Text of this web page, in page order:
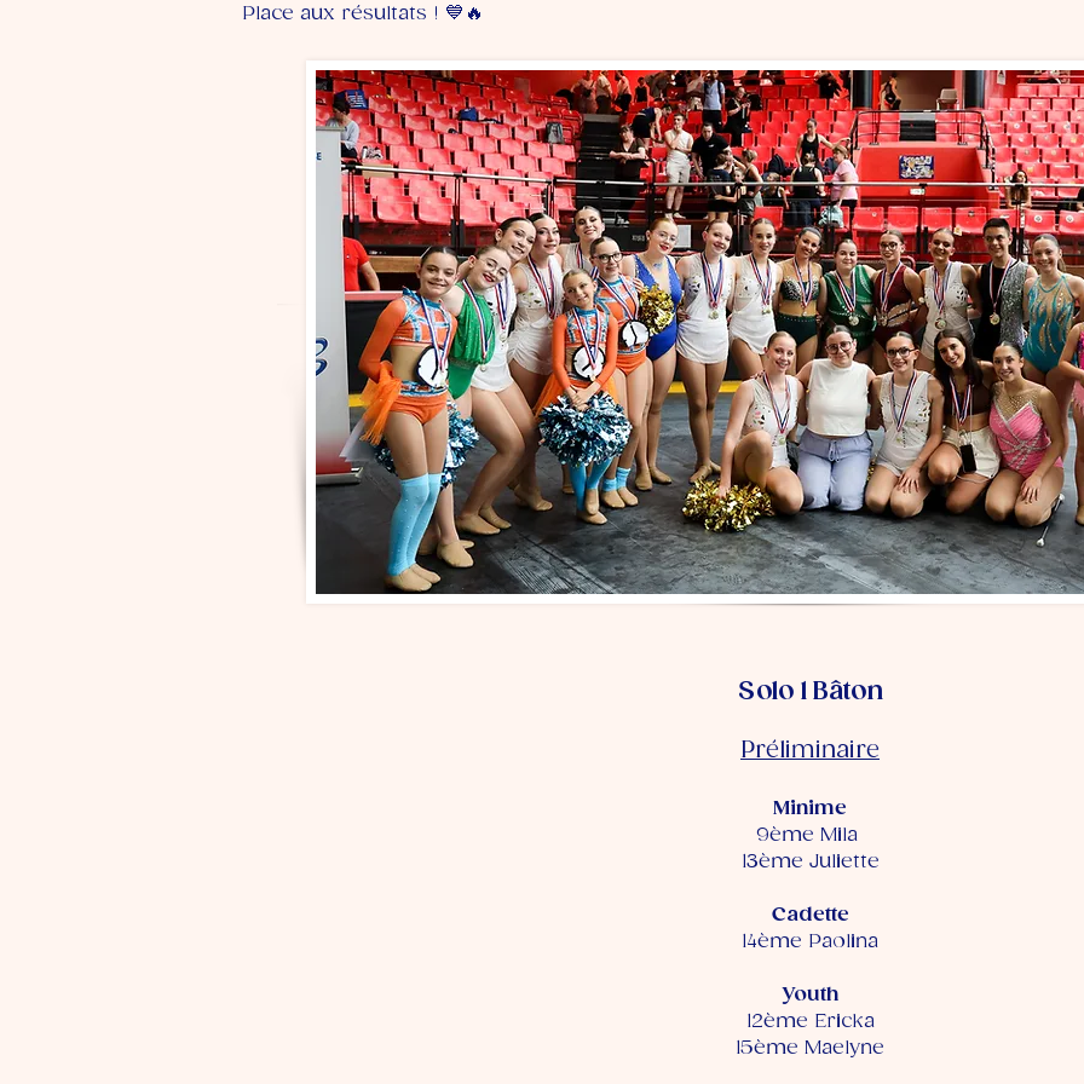
Place aux résultats ! 💙🔥
Solo 1 Bâton
Préliminaire
Minime
9ème Mila
13ème Juliette
Cadette
14ème Paolina
Youth
12ème Ericka
15ème Maelyne